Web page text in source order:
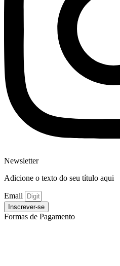
Newsletter
Adicione o texto do seu título aqui
Email
Inscrever-se
Formas de Pagamento